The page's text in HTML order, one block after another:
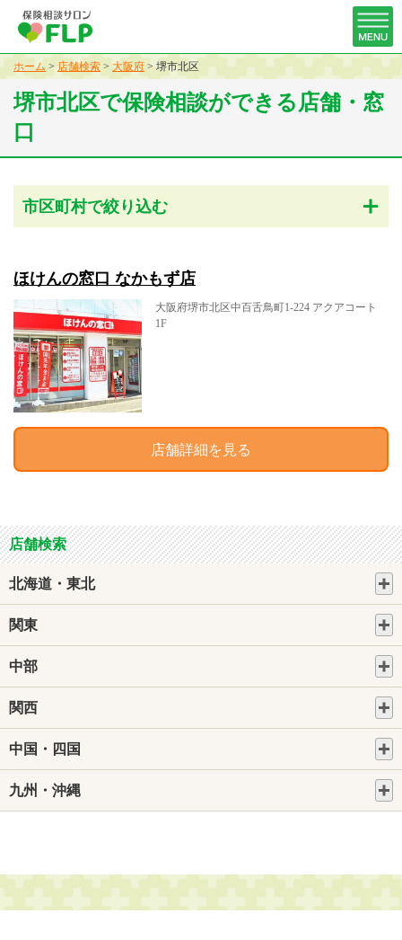
ホーム > 店舗検索 > 大阪府 > 堺市北区
堺市北区で保険相談ができる店舗・窓
口
市区町村で絞り込む
ほけんの窓口 なかもず店
大阪府堺市北区中百舌鳥町1-224 アクアコート
1F
店舗詳細を見る
店舗検索
北海道・東北
関東
中部
関西
中国・四国
九州・沖縄